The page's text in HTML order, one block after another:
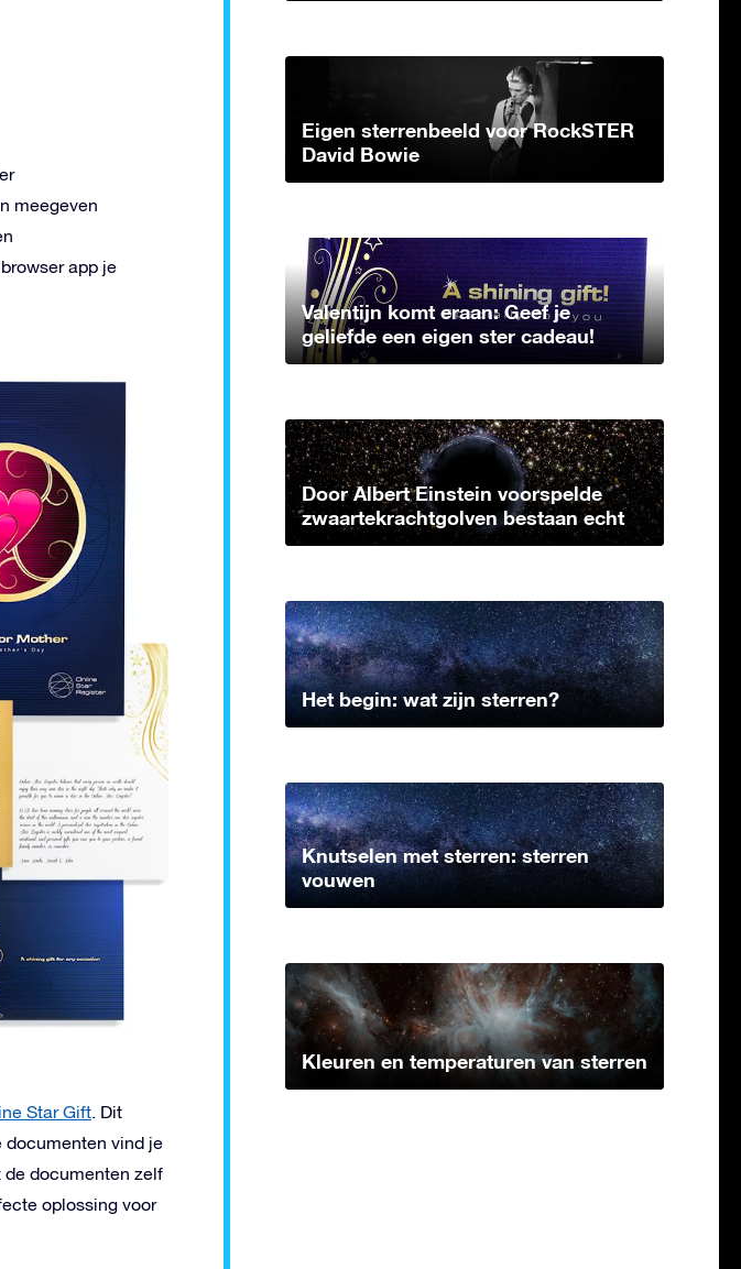
meegeven
app je
Star Gift. Dit
documenten vind je
de documenten zelf
oplossing voor
Eigen sterrenbeeld voor RockSTER
David Bowie
Valentijn komt eraan: Geef je
geliefde een eigen ster cadeau!
Door Albert Einstein voorspelde
zwaartekrachtgolven bestaan echt
Het begin: wat zijn sterren?
Knutselen met sterren: sterren
vouwen
Kleuren en temperaturen van sterren